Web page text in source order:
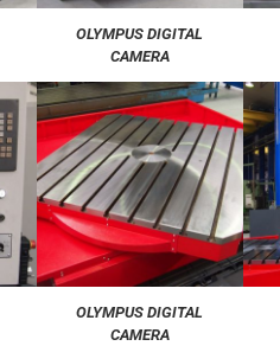
OLYMPUS DIGITAL
CAMERA
OLYMPUS DIGITAL
CAMERA